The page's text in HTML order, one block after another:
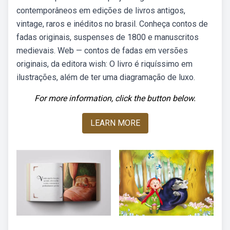
contemporâneos em edições de livros antigos,
vintage, raros e inéditos no brasil. Conheça contos de
fadas originais, suspenses de 1800 e manuscritos
medievais. Web — contos de fadas em versões
originais, da editora wish: O livro é riquíssimo em
ilustrações, além de ter uma diagramação de luxo.
For more information, click the button below.
LEARN MORE